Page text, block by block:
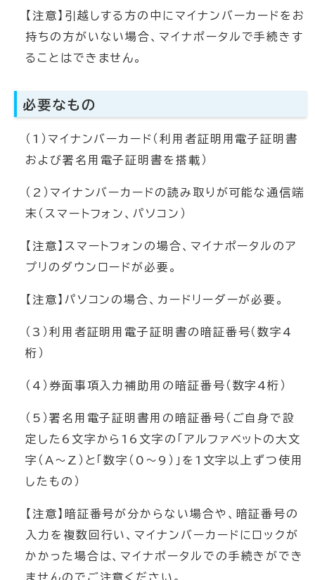
【注意】引越しする方の中にマイナンバーカードをお
持ちの方がいない場合、マイナポータルで手続きす
ることはできません。
必要なもの
（1）マイナンバーカード（利用者証明用電子証明書
および署名用電子証明書を搭載）
（2）マイナンバーカードの読み取りが可能な通信端
末（スマートフォン、パソコン）
【注意】スマートフォンの場合、マイナポータルのア
プリのダウンロードが必要。
【注意】パソコンの場合、カードリーダーが必要。
（3）利用者証明用電子証明書の暗証番号（数字4
桁）
（4）券面事項入力補助用の暗証番号（数字4桁）
（5）署名用電子証明書用の暗証番号（ご自身で設
定した6文字から16文字の「アルファベットの大文
字（A～Z）と「数字（0～9）」を1文字以上ずつ使用
したもの）
【注意】暗証番号が分からない場合や、暗証番号の
入力を複数回行い、マイナンバーカードにロックが
かかった場合は、マイナポータルでの手続きができ
ませんのでご注意ください。